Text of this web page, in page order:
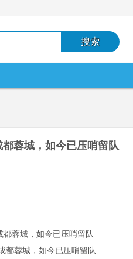
蓉城，如今已压哨留队
蓉城，如今已压哨留队
都蓉城，如今已压哨留队